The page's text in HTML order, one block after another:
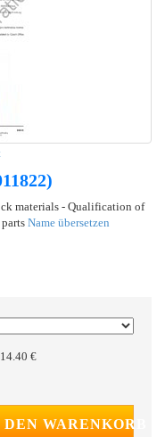
materials - Qualification of
Name übersetzen
€
WARENKORB